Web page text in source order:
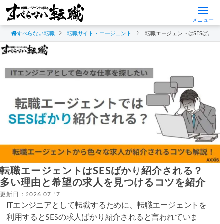
メニュー
すべらない転職 転職サイト・エージェント 転職エージェントはSESばか
転職エージェントはSESばかり紹介される？
多い理由と希望の求人を見つけるコツを紹介
更新日：2026.07.17
ITエンジニアとして転職するために、転職エージェントを
利用するとSESの求人ばかり紹介されると言われていま